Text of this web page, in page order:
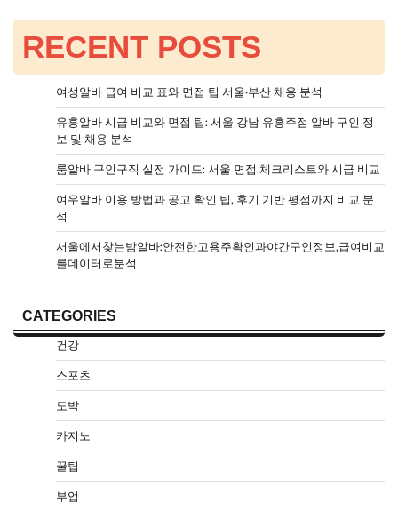
RECENT POSTS
여성알바 급여 비교 표와 면접 팁 서울·부산 채용 분석
유흥알바 시급 비교와 면접 팁: 서울 강남 유흥주점 알바 구인 정
보 및 채용 분석
룸알바 구인구직 실전 가이드: 서울 면접 체크리스트와 시급 비교
여우알바 이용 방법과 공고 확인 팁, 후기 기반 평점까지 비교 분
석
서울에서찾는밤알바:안전한고용주확인과야간구인정보,급여비교
를데이터로분석
CATEGORIES
건강
스포츠
도박
카지노
꿀팁
부업